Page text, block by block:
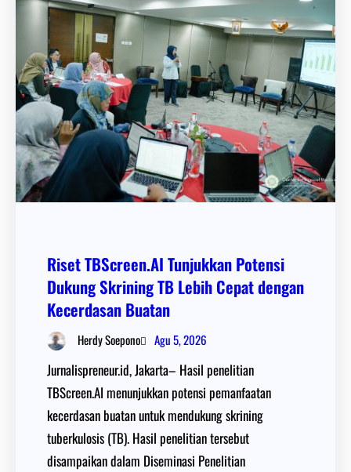
Riset TBScreen.AI Tunjukkan Potensi
Dukung Skrining TB Lebih Cepat dengan
Kecerdasan Buatan
Herdy Soepono Agu 5, 2026
Jurnalispreneur.id, Jakarta– Hasil penelitian
TBScreen.AI menunjukkan potensi pemanfaatan
kecerdasan buatan untuk mendukung skrining
tuberkulosis (TB). Hasil penelitian tersebut
disampaikan dalam Diseminasi Penelitian